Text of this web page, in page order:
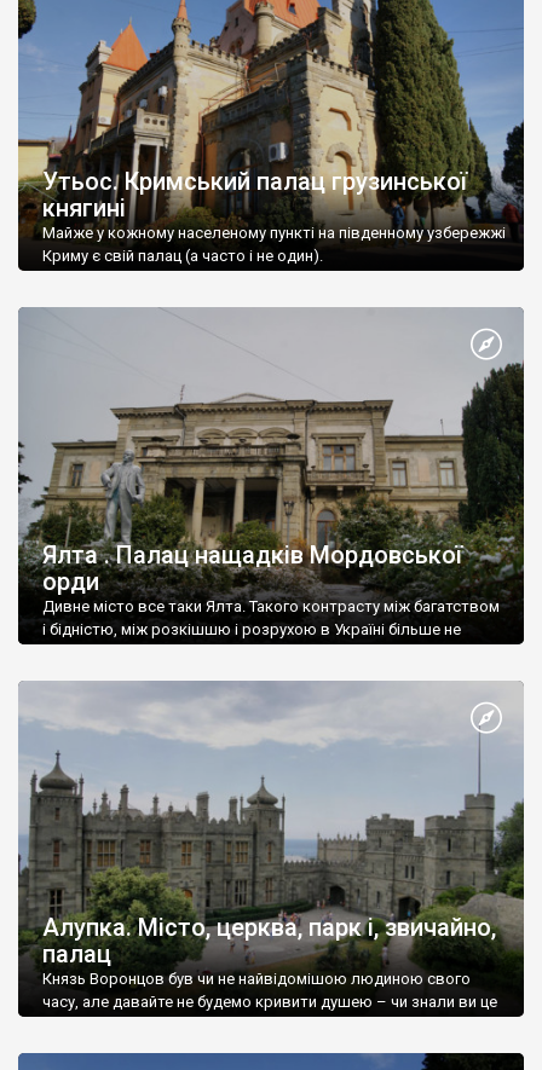
Утьос. Кримський палац грузинської
княгині
Майже у кожному населеному пункті на південному узбережжі
Криму є свій палац (а часто і не один).
Ялта . Палац нащадків Мордовської
орди
Дивне місто все таки Ялта. Такого контрасту між багатством
і бідністю, між розкішшю і розрухою в Україні більше не
Алупка. Місто, церква, парк і, звичайно,
палац
Князь Воронцов був чи не найвідомішою людиною свого
часу, але давайте не будемо кривити душею – чи знали ви це